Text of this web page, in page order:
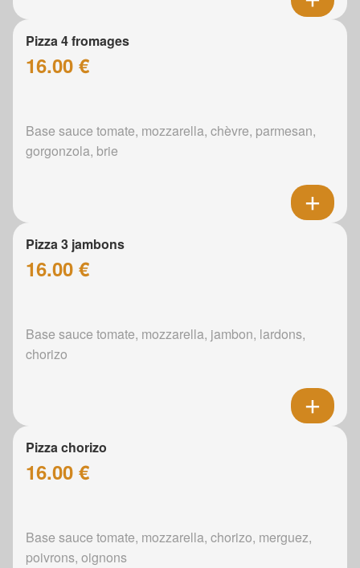
Pizza 4 fromages
16.00 €
Base sauce tomate, mozzarella, chèvre, parmesan,
gorgonzola, brie
Pizza 3 jambons
16.00 €
Base sauce tomate, mozzarella, jambon, lardons,
chorizo
Pizza chorizo
16.00 €
Base sauce tomate, mozzarella, chorizo, merguez,
poivrons, oignons